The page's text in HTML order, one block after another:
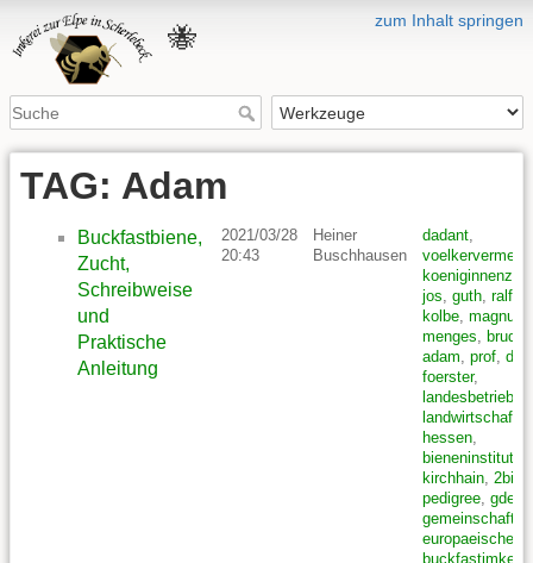
zum Inhalt springen
🐝
TAG: Adam
Buckfastbiene,
Zucht,
Schreibweise
und
Praktische
Anleitung
2021/03/28
20:43
Heiner
Buschhausen
dadant,
jos, guth, ralf
kolbe, magnus
menges, bruder
adam, prof, dr
foerster,
landesbetrieb
landwirtschaft
hessen,
bieneninstitut
kirchhain,
pedigree, gdeb
gemeinschaft
europaeischen
buckfastimker